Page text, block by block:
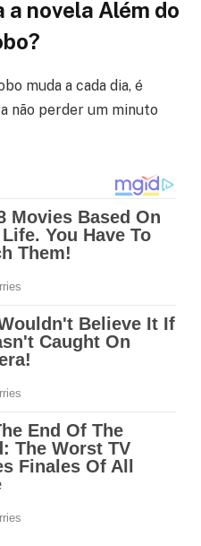
a novela Além do
muda a cada dia, é
não perder um minuto